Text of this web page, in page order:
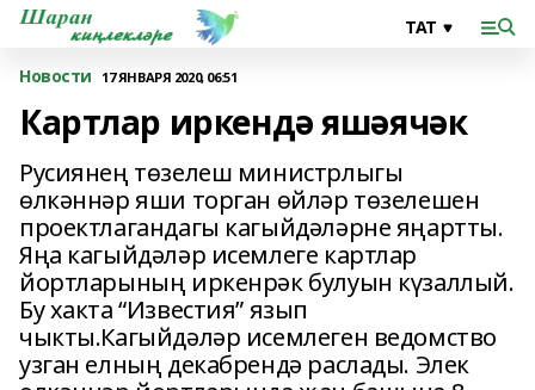
Новости 17 ЯНВАРЯ 2020, 06:51
Картлар иркендә яшәячәк
Русиянең төзелеш министрлыгы
өлкәннәр яши торган өйләр төзелешен
проектлагандагы кагыйдәләрне яңартты.
Яңа кагыйдәләр исемлеге картлар
йортларының иркенрәк булуын күзаллый.
Бу хакта “Известия” язып
чыкты.Кагыйдәләр исемлеген ведомство
узган елның декабрендә раслады. Элек